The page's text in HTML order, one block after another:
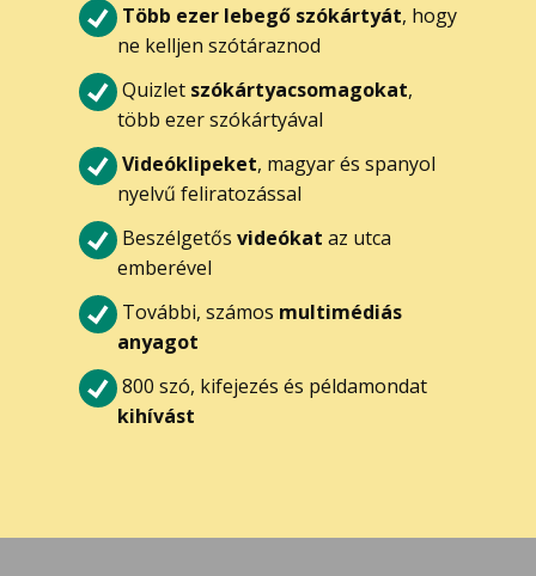
Több ezer lebegő szókártyát, hogy
ne kelljen szótáraznod
Quizlet szókártyacsomagokat,
több ezer szókártyával
Videóklipeket, magyar és spanyol
nyelvű feliratozással
Beszélgetős videókat az utca
emberével
További, számos multimédiás
anyagot
800 szó, kifejezés és példamondat
kihívást